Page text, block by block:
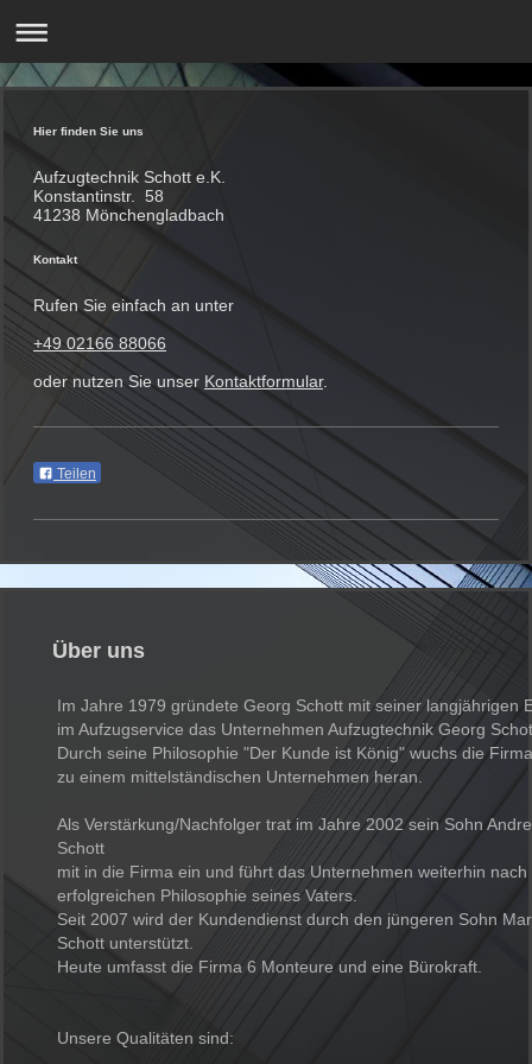
Hier finden Sie uns
Aufzugtechnik Schott e.K.
Konstantinstr.
58
41238 Mönchengladbach
Kontakt
Rufen Sie einfach an unter
+49 02166 88066
oder nutzen Sie unser Kontaktformular.
Teilen
Über uns
Im Jahre 1979 gründete Georg Schott mit seiner langjährigen
im Aufzugservice das Unternehmen Aufzugtechnik Georg
Durch seine Philosophie "Der Kunde ist König" wuchs die
zu einem mittelständischen Unternehmen heran.
Als Verstärkung/Nachfolger trat im Jahre 2002 sein Sohn
Schott
mit in die Firma ein und führt das Unternehmen weiterhin nach
erfolgreichen Philosophie seines Vaters.
Seit 2007 wird der Kundendienst durch den jüngeren Sohn
Schott unterstützt.
Heute umfasst die Firma 6 Monteure und eine Bürokraft.
Unsere Qualitäten sind: